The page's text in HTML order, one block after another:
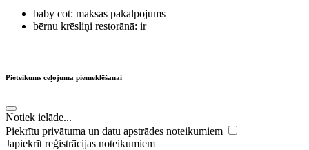
baby cot: maksas pakalpojums
bērnu krēsliņi restorānā: ir
Pieteikums ceļojuma piemeklēšanai
Notiek ielāde...
Piekrītu privātuma un datu apstrādes noteikumiem
Japiekrīt reģistrācijas noteikumiem